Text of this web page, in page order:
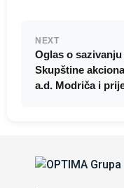
NEXT
Oglas o
Skupštine
a.d. Modriča i